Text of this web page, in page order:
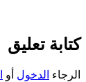
كتابة تعليق
الرجاء الدخول أو